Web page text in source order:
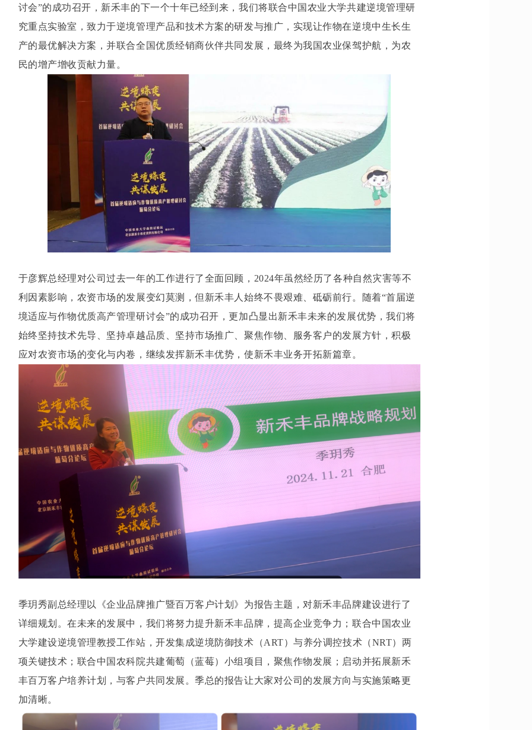
讨会”的成功召开，新禾丰的下一个十年已经到来，我们将联合中国农业大学共建逆境管理研
究重点实验室，致力于逆境管理产品和技术方案的研发与推广，实现让作物在逆境中生长生
产的最优解决方案，并联合全国优质经销商伙伴共同发展，最终为我国农业保驾护航，为农
民的增产增收贡献力量。
于彦辉总经理对公司过去一年的工作进行了全面回顾，2024年虽然经历了各种自然灾害等不
利因素影响，农资市场的发展变幻莫测，但新禾丰人始终不畏艰难、砥砺前行。随着“首届逆
境适应与作物优质高产管理研讨会”的成功召开，更加凸显出新禾丰未来的发展优势，我们将
始终坚持技术先导、坚持卓越品质、坚持市场推广、聚焦作物、服务客户的发展方针，积极
应对农资市场的变化与内卷，继续发挥新禾丰优势，使新禾丰业务开拓新篇章。
季玥秀副总经理以《企业品牌推广暨百万客户计划》为报告主题，对新禾丰品牌建设进行了
详细规划。在未来的发展中，我们将努力提升新禾丰品牌，提高企业竞争力；联合中国农业
大学建设逆境管理教授工作站，开发集成逆境防御技术（ART）与养分调控技术（NRT）两
项关键技术；联合中国农科院共建葡萄（蓝莓）小组项目，聚焦作物发展；启动并拓展新禾
丰百万客户培养计划，与客户共同发展。季总的报告让大家对公司的发展方向与实施策略更
加清晰。